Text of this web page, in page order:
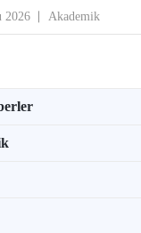
devam ediyor. Tanıtım
adaylara bilgi vermeye
2026 Akademik